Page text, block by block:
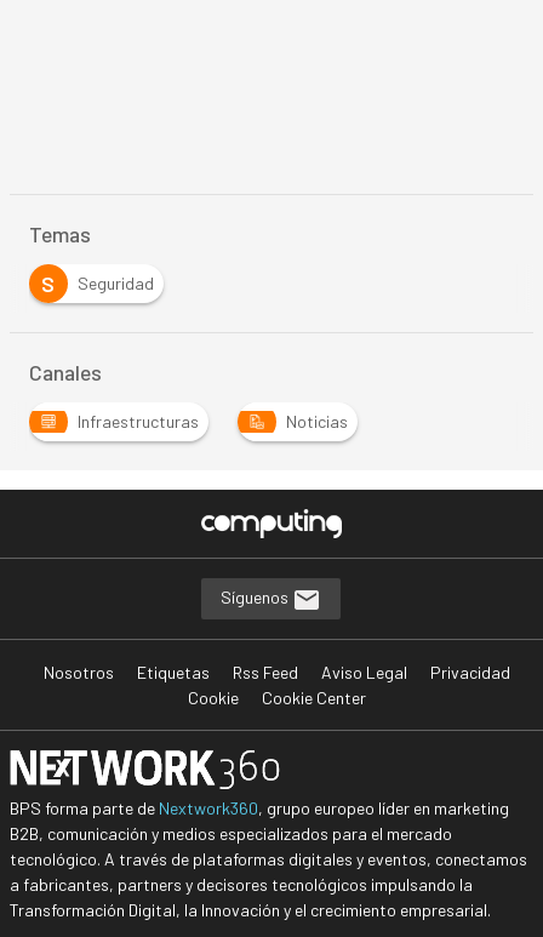
Temas
S
Seguridad
Canales
Infraestructuras Noticias
Síguenos
Nosotros Etiquetas Rss Feed Aviso Legal
Privacidad
Cookie
Cookie Center
BPS forma parte de Nextwork360, grupo europeo líder en marketing
B2B, comunicación y medios especializados para el mercado
tecnológico. A través de plataformas digitales y eventos, conectamos
a fabricantes, partners y decisores tecnológicos impulsando la
Transformación Digital, la Innovación y el crecimiento empresarial.